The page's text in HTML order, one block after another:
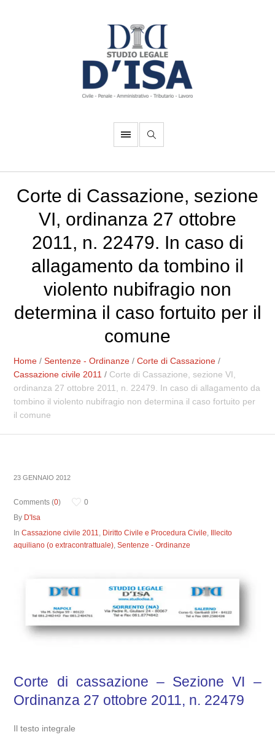
Corte di Cassazione, sezione
VI, ordinanza 27 ottobre
2011, n. 22479. In caso di
allagamento da tombino il
violento nubifragio non
determina il caso fortuito per il
comune
Home /Sentenze - Ordinanze /Corte di Cassazione /
Cassazione civile 2011 / Corte di Cassazione, sezione VI,
ordinanza 27 ottobre 2011, n. 22479. In caso di allagamento da
tombino il violento nubifragio non determina il caso fortuito per
il comune
23 GENNAIO 2012
Comments (0)
0
By D'Isa
InCassazione civile 2011, Diritto Civile e Procedura Civile,
Illecito
aquiliano (o extracontrattuale),Sentenze - Ordinanze
Corte di cassazione – Sezione VI –
Ordinanza 27 ottobre 2011, n. 22479
Il testo integrale